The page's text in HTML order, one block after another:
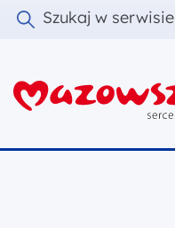
Szukaj w serwisie